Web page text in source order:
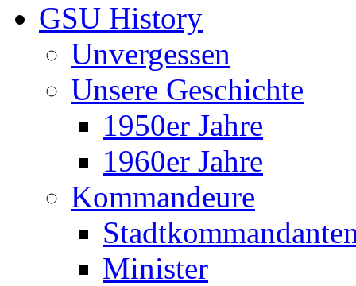
GSU History
Unvergessen
Unsere Geschichte
1950er Jahre
1960er Jahre
Kommandeure
Minister